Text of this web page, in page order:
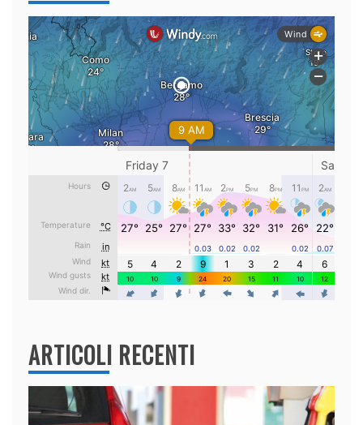
ARTICOLI RECENTI